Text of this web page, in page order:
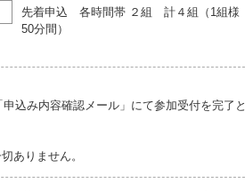
先着申込 各時間帯 ２組 計４組（1組様
50分間）
込み内容確認メール」にて参加受付を完了と
ありません。